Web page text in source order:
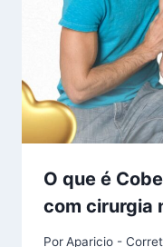
O que é
com cirurgia
PorAparicio -